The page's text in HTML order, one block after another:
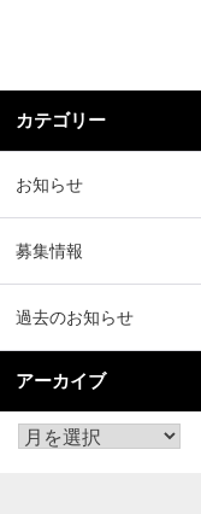
カテゴリー
お知らせ
募集情報
過去のお知らせ
アーカイブ